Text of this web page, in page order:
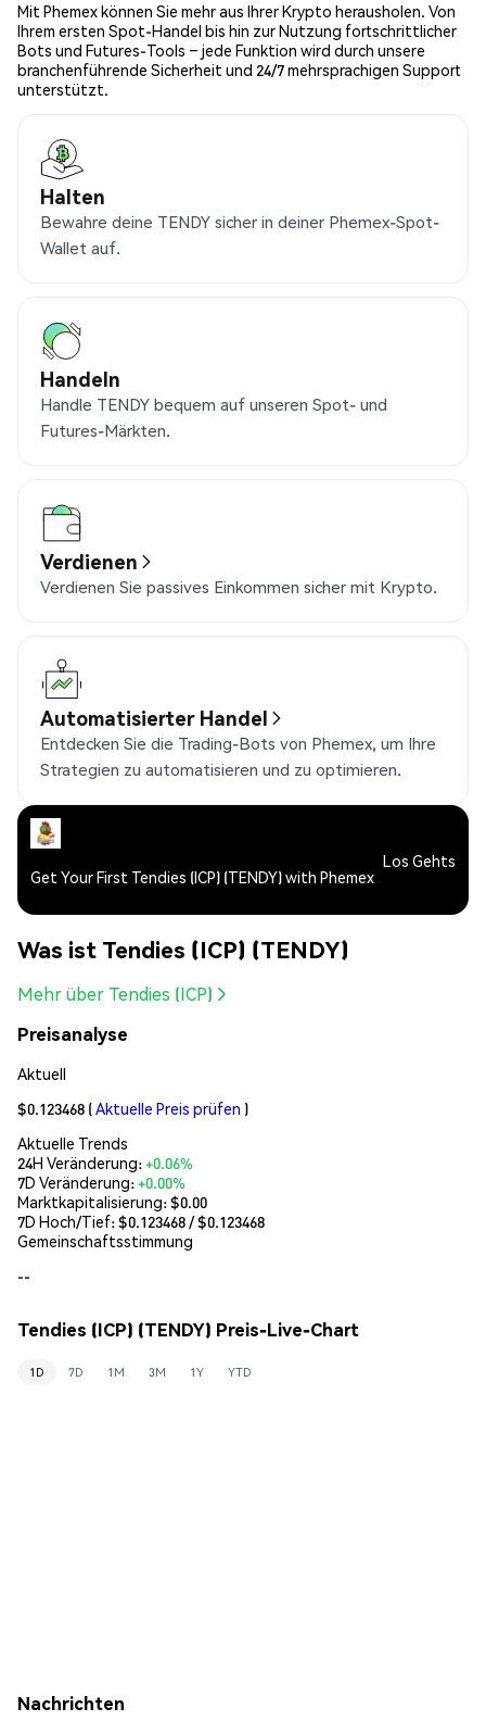
Mit Phemex können Sie mehr aus Ihrer Krypto herausholen. Von
Ihrem ersten Spot-Handel bis hin zur Nutzung fortschrittlicher
Bots und Futures-Tools – jede Funktion wird durch unsere
branchenführende Sicherheit und 24/7 mehrsprachigen Support
unterstützt.
Halten
Bewahre deine TENDY sicher in deiner Phemex-Spot-
Wallet auf.
Handeln
Handle TENDY bequem auf unseren Spot- und
Futures-Märkten.
Verdienen
Verdienen Sie passives Einkommen sicher mit Krypto.
Automatisierter Handel
Entdecken Sie die Trading-Bots von Phemex, um Ihre
Strategien zu automatisieren und zu optimieren.
Get Your First Tendies (ICP) (TENDY) with Phemex
Los Gehts
Was ist Tendies (ICP) (TENDY)
Mehr über Tendies (ICP)
Preisanalyse
Aktuell
$0.123468 (Aktuelle Preis prüfen )
Aktuelle Trends
24H Veränderung:+0.06%
7D Veränderung:+0.00%
Marktkapitalisierung:$0.00
7D Hoch/Tief: $0.123468/ $0.123468
Gemeinschaftsstimmung
--
Tendies (ICP) (TENDY) Preis-Live-Chart
1D 7D 1M 3M 1Y YTD
Nachrichten